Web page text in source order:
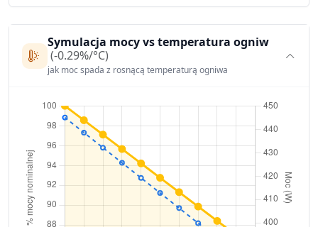
Symulacja mocy vs temperatura ogniw
(-0.29%/°C)
jak moc spada z rosnącą temperaturą ogniwa